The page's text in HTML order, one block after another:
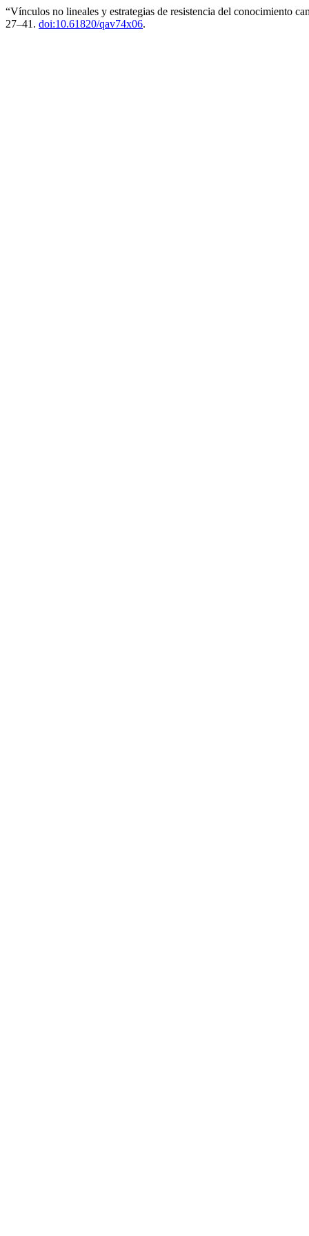
“Vínculos no lineales y estrategias de resistencia del conocimiento
27–41. doi:10.61820/qav74x06.